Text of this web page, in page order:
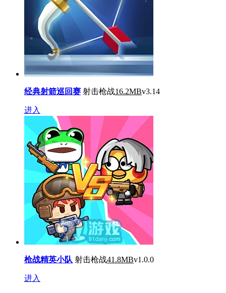
经典射箭巡回赛 射击枪战16.2MBv3.14
进入
枪战精英小队 射击枪战41.8MBv1.0.0
进入